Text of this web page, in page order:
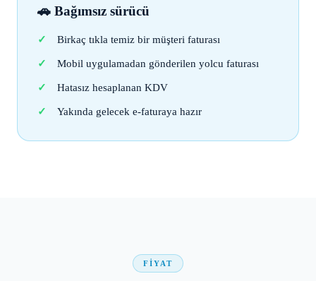
🚗 Bağımsız sürücü
Birkaç tıkla temiz bir müşteri faturası
Mobil uygulamadan gönderilen yolcu faturası
Hatasız hesaplanan KDV
Yakında gelecek e-faturaya hazır
FIYAT